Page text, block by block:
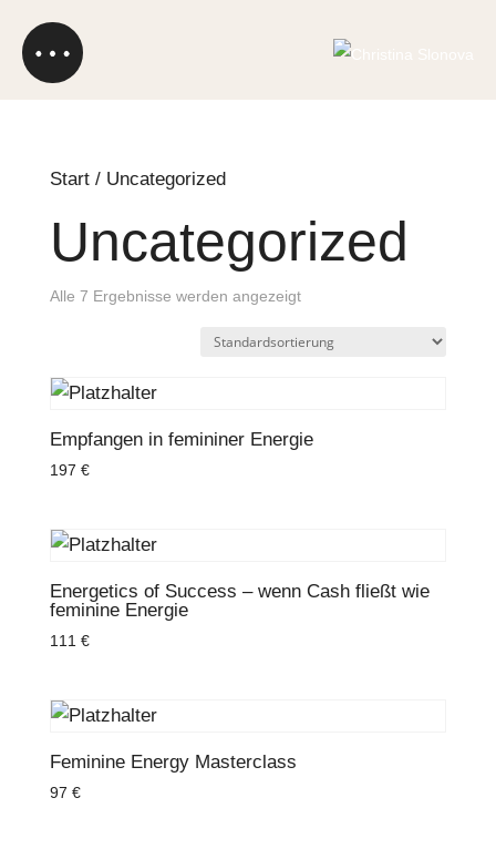
Start/ Uncategorized
Uncategorized
Alle 7 Ergebnisse werden angezeigt
Empfangen in femininer Energie
197 €
Energetics of Success – wenn Cash fließt wie
feminine Energie
111 €
Feminine Energy Masterclass
97 €